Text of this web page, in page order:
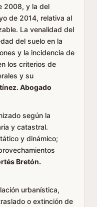
2008, y la del
de 2014, relativa al
La venalidad del
del suelo en la
y la incidencia de
los criterios de
y su
Abogado
según la
y catastral.
y dinámico;
Bretón.
urbanística,
o extinción de